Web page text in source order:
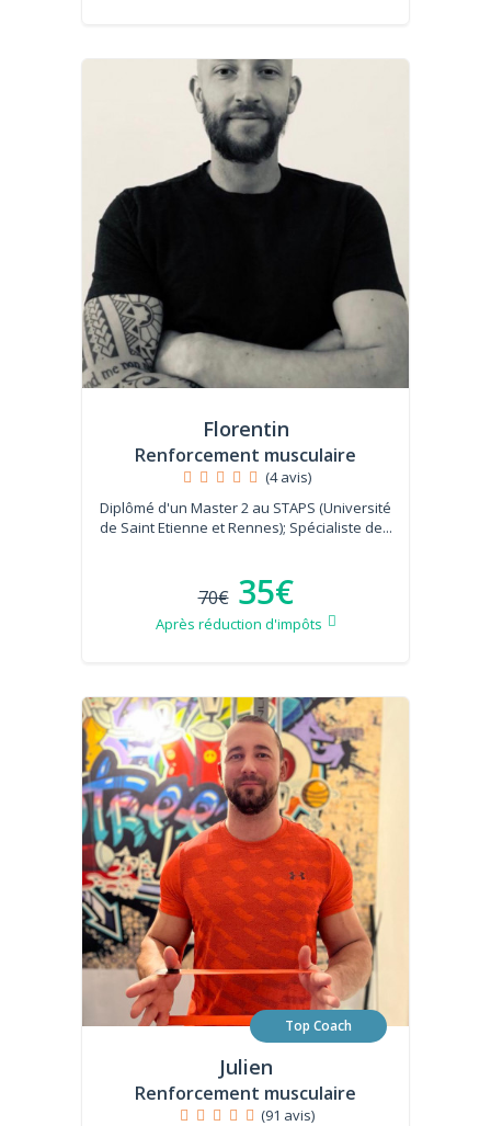
Florentin
Renforcement musculaire
(4 avis)
Diplômé d'un Master 2 au STAPS (Université
de Saint Etienne et Rennes); Spécialiste de...
70€ 35€
Après réduction d'impôts
Top Coach
Julien
Renforcement musculaire
(91 avis)